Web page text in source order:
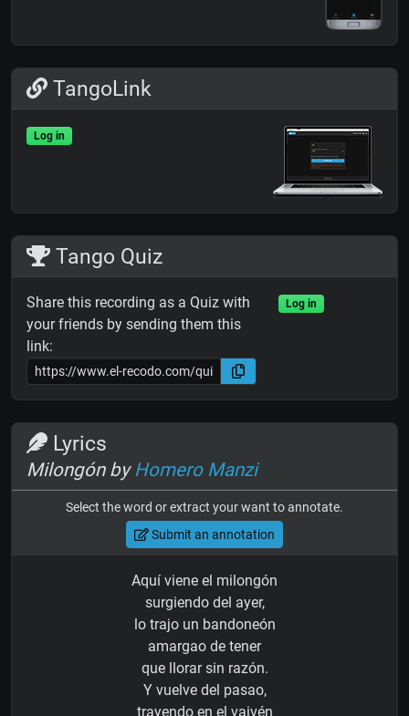
TangoLink
Log in
Tango Quiz
Share this recording as a Quiz with
your friends by sending them this
link:
Log in
Lyrics
Milongón byHomero Manzi
Select the word or extract your want to annotate.
Submit an annotation
Aquí viene el milongón
surgiendo del ayer,
lo trajo un bandoneón
amargao de tener
que llorar sin razón.
Y vuelve del pasao,
trayendo en el vaivén